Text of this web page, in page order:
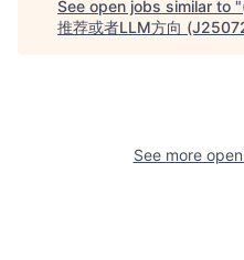
See open jobs similar to "
推荐或者LLM方向
See more